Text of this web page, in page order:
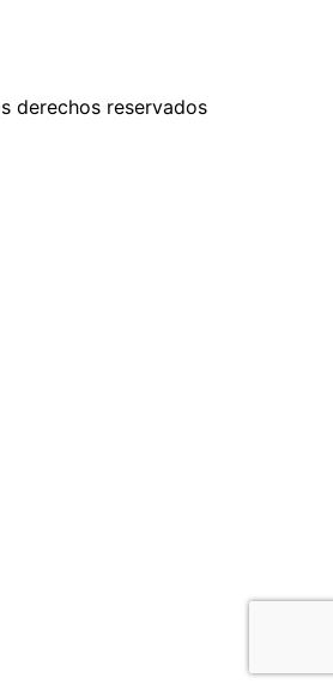
derechos reservados